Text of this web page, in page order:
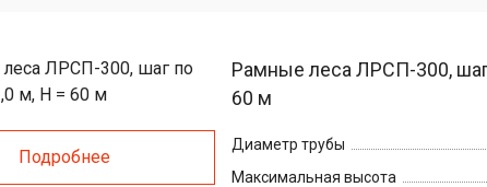
Подробнее
Рамные леса ЛРСП-300,
60 м
Диаметр трубы
Максимальная высота